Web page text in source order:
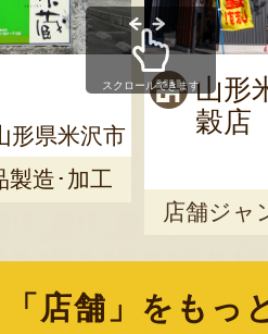
形県米沢市
製造･加工
山形
穀店
店舗ジャ
スクロールできます
「店舗」をもっ